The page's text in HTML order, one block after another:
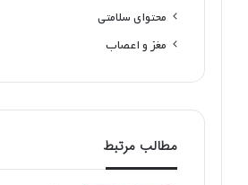
محتوای سلامتی
مغز و اعصاب
مطالب مرتبط